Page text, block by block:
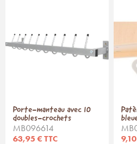
Porte-manteau avec 10
doubles-crochets
MB096614
63,95 € TTC